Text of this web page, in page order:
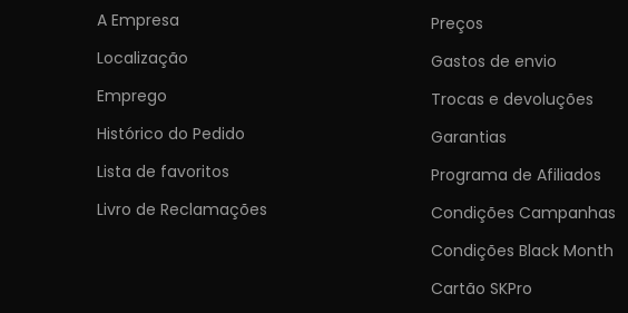
A Empresa
Localização
Emprego
Histórico do Pedido
Lista de favoritos
Livro de Reclamações
Preços
Gastos de envio
Trocas e devoluções
Garantias
Programa de Afiliados
Condições Campanhas
Condições Black Month
Cartão SKPro